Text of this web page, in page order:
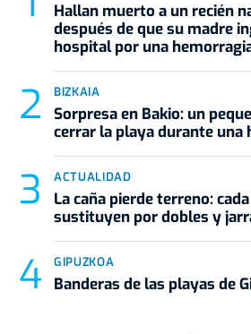
Hallan muerto a un recién
después de que su madre
hospital por una
BIZKAIA
Sorpresa en Bakio: un
cerrar la playa durante una
ACTUALIDAD
La caña pierde terreno:
sustituyen por dobles y
GIPUZKOA
Banderas de las playas de